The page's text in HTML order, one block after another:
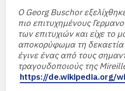
Ο Georg Buschor
πιο επιτυχημένους
των επιτυχιών και είχε το
αποκορύφωμα τη
έγινε ένας από τους
τραγουδοποιούς της
https://de.wikipedia.org/